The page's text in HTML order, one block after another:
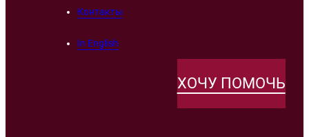
Контакты
In English
ХОЧУ ПОМОЧЬ